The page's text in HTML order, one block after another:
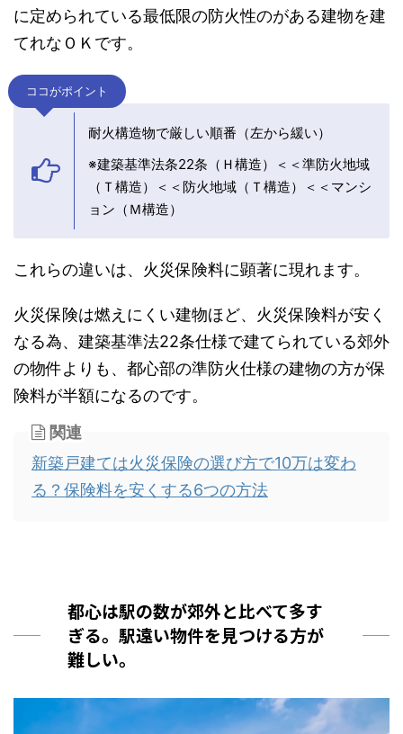
に定められている最低限の防火性のがある建物を建
てれなＯＫです。
ココがポイント
耐火構造物で厳しい順番（左から緩い）
※建築基準法条22条（Ｈ構造）＜＜準防火地域
（Ｔ構造）＜＜防火地域（Ｔ構造）＜＜マンシ
ョン（Ｍ構造）
これらの違いは、火災保険料に顕著に現れます。
火災保険は燃えにくい建物ほど、火災保険料が安く
なる為、建築基準法22条仕様で建てられている郊外
の物件よりも、都心部の準防火仕様の建物の方が保
険料が半額になるのです。
関連
新築戸建ては火災保険の選び方で10万は変わ
る？保険料を安くする6つの方法
都心は駅の数が郊外と比べて多す
ぎる。駅遠い物件を見つける方が
難しい。